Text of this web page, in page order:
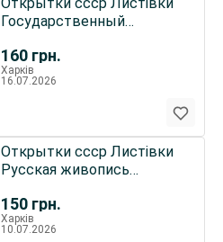
160 грн.
Государственный
Харків
16.07.2026
150 грн.
Открытки ссср Листівки
Русская живопись
передвижники
Харків
10.07.2026